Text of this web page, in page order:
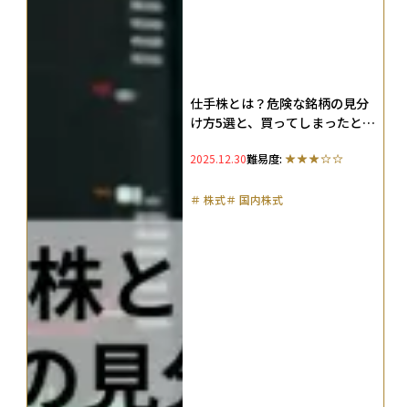
仕手株とは？危険な銘柄の見分
け方5選と、買ってしまったとき
2025.12.30難易度:
＃ 株式＃ 国内株式